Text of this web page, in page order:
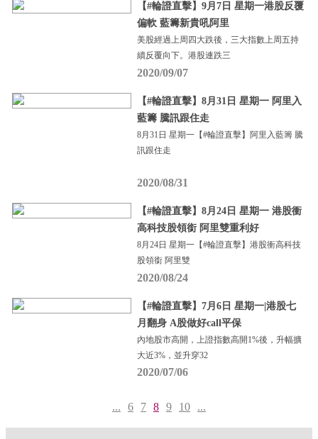
【#輪證直擊】9月7日 星期一港股反覆
偏軟 藍籌新貴吼阿里
美股經過上周四大跌後，三大指數上周五持
續反覆向下。港股連跌三
2020/09/07
【#輪證直擊】8月31日 星期一 阿里入
藍籌 騰訊跟住走
8月31日 星期一【#輪證直擊】阿里入藍籌 騰
訊跟住走
2020/08/31
【#輪證直擊】8月24日 星期一 港股衝
高科技股領銜 阿里雙重利好
8月24日 星期一【#輪證直擊】港股衝高科技
股領銜 阿里雙
2020/08/24
【#輪證直擊】7月6日 星期一|港股七
月翻身 A股做好call平保
內地股市高開，上證指數高開1%後，升幅擴
大近3%，並升穿32
2020/07/06
... 6 7 8 9 10 ...